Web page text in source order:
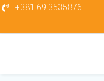
+381 69 3535876